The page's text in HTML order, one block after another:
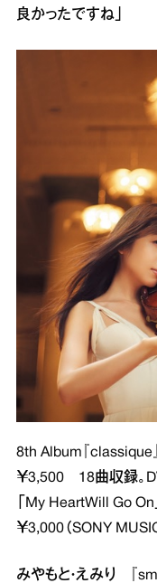
良かったですね」
8th Album『classique
￥3,500 18曲収録。
「My HeartWill Go On
￥3,000（SONY
みやもと・えみり 『